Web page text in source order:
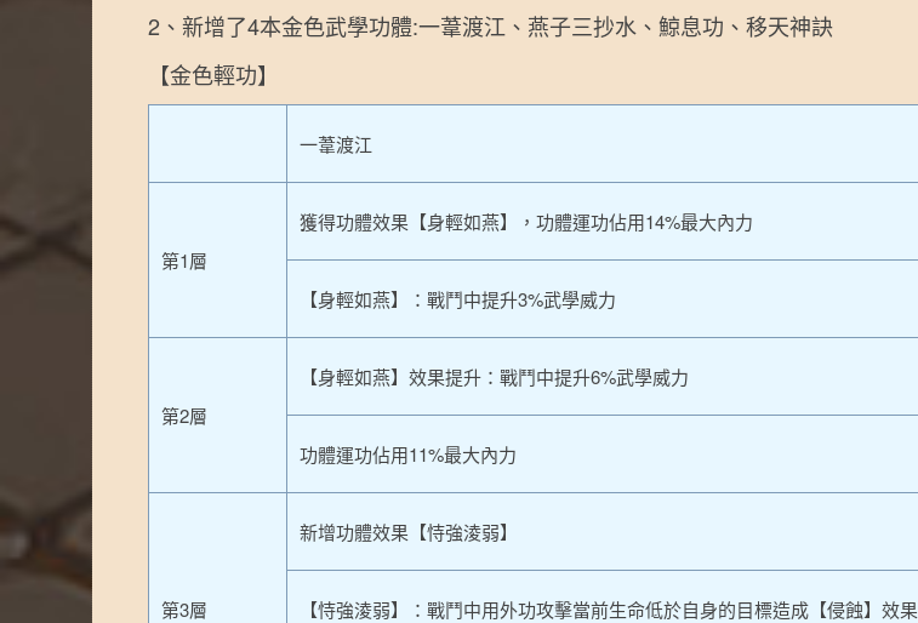
2、新增了4本金色武學功體:一葦渡江、燕子三抄水、鯨息功、移天神訣
【金色輕功】
一葦渡江
第1層
獲得功體效果【身輕如燕】，功體運功佔用14%最大內力
【身輕如燕】：戰鬥中提升3%武學威力
第2層
【身輕如燕】效果提升：戰鬥中提升6%武學威力
功體運功佔用11%最大內力
第3層
新增功體效果【恃強淩弱】
【恃強淩弱】：戰鬥中用外功攻擊當前生命低於自身的目標造成【侵蝕】效果